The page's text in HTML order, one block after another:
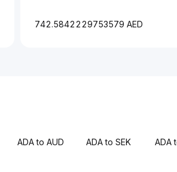
742.5842229753579 AED
ADA to AUD ADA to SEK ADA